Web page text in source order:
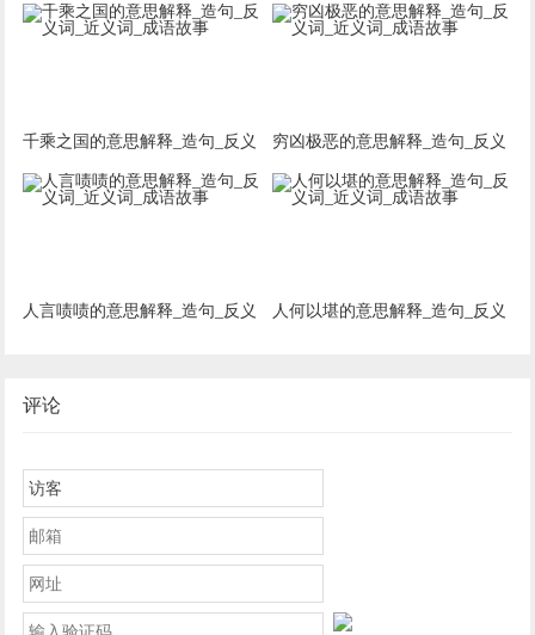
词_近义词_成语故事 词_近义词_成语故事
千乘之国的意思解释_造句_反义
词_近义词_成语故事
穷凶极恶的意思解释_造句_反义
词_近义词_成语故事
人言啧啧的意思解释_造句_反义 人何以堪的意思解释_造句_反义
评论